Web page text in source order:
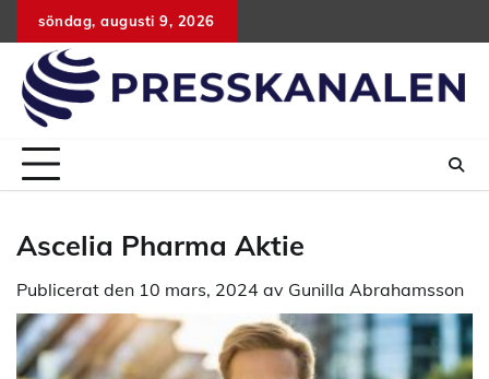
Hoppa
till
innehåll
söndag, augusti 9, 2026
Ascelia Pharma Aktie
Publicerat den 10 mars, 2024 av Gunilla Abrahamsson